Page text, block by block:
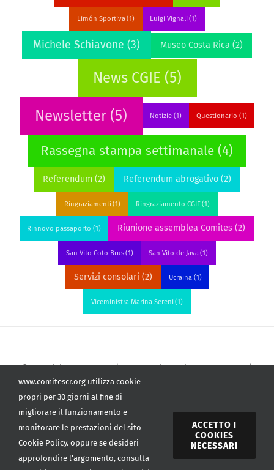
Limón Sportiva (1) Luigi Vignali (1)
Michele Schiavone (3) Museo Costa Rica (2)
News CGIE (5)
Newsletter (5) Notizie (1) Questionario (1)
Rassegna stampa settimanale (4)
Referendum (2) Referendum abrogativo (2)
Ringraziamenti (1) Ringraziamento CGIE (1)
Rinnovo passaporto (1) Riunione assemblea Comites (2)
San Vito Coto Brus (1) San Vito de Java (1)
Servizi consolari (2) Ucraina (1)
Viceministra Marina Sereni (1)
© Copyright 2012 - 2026 | MBAGIO Theme byMBAGIO.COM|
All Rights Reserved | for
www.comitescr.org utilizza cookie
propri per 30 giorni al fine di
migliorare il funzionamento e
monitorare le prestazioni del sito
Cookie Policy. oppure se desideri
approfondire l'argomento, consulta
ACCETTO I
COOKIES
NECESSARI